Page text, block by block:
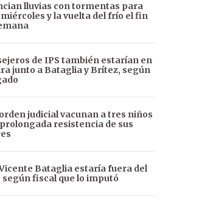
lluvias con tormentas para
y la vuelta del frío el fin
de IPS también estarían en
junto a Bataglia y Brítez, según
judicial vacunan a tres niños
resistencia de sus
Bataglia estaría fuera del
según fiscal que lo imputó